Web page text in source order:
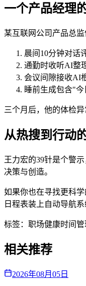
一个产品经理
某互联网公司产品总监
晨间10分钟对话
通勤时收听AI整
会议间隙接收AI
睡前生成包含"
三个月后，他的体检
从热搜到行动
王力宏的39针是个警
决策与创造。
如果你也在寻找更科
日程表装上自动导航系
标签： 职场健康时间管
相关推荐
2026年08月05日